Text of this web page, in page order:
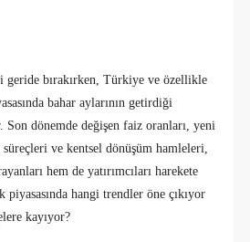
geride bırakırken, Türkiye ve özellikle
bahar aylarının getirdiği
dönemde değişen faiz oranları, yeni
ve kentsel dönüşüm hamleleri,
hem de yatırımcıları harekete
hangi trendler öne çıkıyor
kayıyor?